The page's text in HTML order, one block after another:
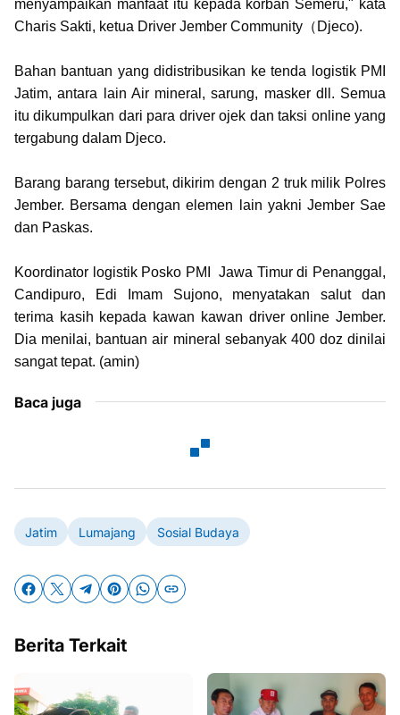
menyampaikan manfaat itu kepada korban Semeru," kata
Charis Sakti, ketua Driver Jember Community（Djeco).
Bahan bantuan yang didistribusikan ke tenda logistik PMI
Jatim, antara lain Air mineral, sarung, masker dll. Semua
itu dikumpulkan dari para driver ojek dan taksi online yang
tergabung dalam Djeco.
Barang barang tersebut, dikirim dengan 2 truk milik Polres
Jember. Bersama dengan elemen lain yakni Jember Sae
dan Paskas.
Koordinator logistik Posko PMI Jawa Timur di Penanggal,
Candipuro, Edi Imam Sujono, menyatakan salut dan
terima kasih kepada kawan kawan driver online Jember.
Dia menilai, bantuan air mineral sebanyak 400 doz dinilai
sangat tepat. (amin)
Baca juga
Jatim Lumajang Sosial Budaya
Berita Terkait